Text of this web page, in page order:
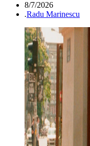
8/7/2026
.Radu Marinescu